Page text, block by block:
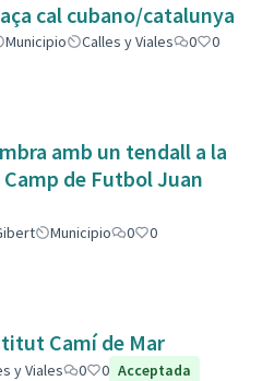
cal cubano/catalunya
Municipio Calles y Viales 0
0
amb un tendall a la
de Futbol Juan
Municipio 0
0
Camí de Mar
y Viales 0 0 Acceptada